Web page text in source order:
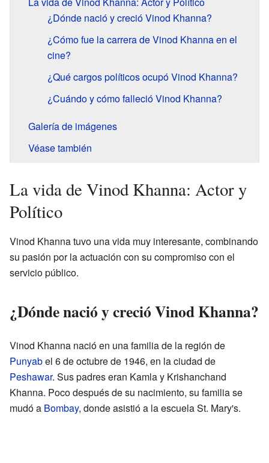
¿Dónde nació y creció Vinod Khanna?
¿Cómo fue la carrera de Vinod Khanna en el
cine?
¿Qué cargos políticos ocupó Vinod Khanna?
¿Cuándo y cómo falleció Vinod Khanna?
Galería de imágenes
Véase también
La vida de Vinod Khanna: Actor y
Político
Vinod Khanna tuvo una vida muy interesante, combinando
su pasión por la actuación con su compromiso con el
servicio público.
¿Dónde nació y creció Vinod Khanna?
Vinod Khanna nació en una familia de la región de
Punyabel 6 de octubre de 1946, en la ciudad de
Peshawar. Sus padres eran Kamla y Krishanchand
Khanna. Poco después de su nacimiento, su familia se
mudó a Bombay, donde asistió a la escuela St. Mary's.